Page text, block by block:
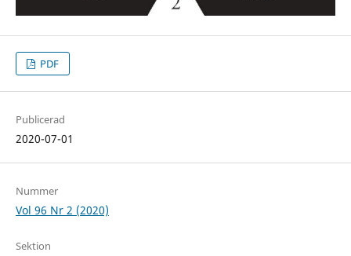
PDF
Publicerad
2020-07-01
Nummer
Vol 96 Nr 2 (2020)
Sektion